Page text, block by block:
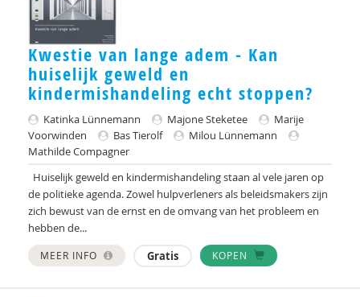
Nederlands Jeugd Instituut
Rinke de Jong
Jaap van der Kamp
Susan Ketner
Judith Kooij
Annette Korlaar
Universiteit Leiden
Bas Levering
Kwestie van lange adem - Kan
huiselijk geweld en
kindermishandeling echt stoppen?
Katinka Lünnemann Majone Steketee
Marije
Voorwinden
Bas Tierolf
Milou Lünnemann
Mathilde Compagner
Huiselijk geweld en kindermishandeling staan al vele jaren op
de politieke agenda. Zowel hulpverleners als beleidsmakers zijn
zich bewust van de ernst en de omvang van het probleem en
hebben de...
MEER INFO Gratis KOPEN